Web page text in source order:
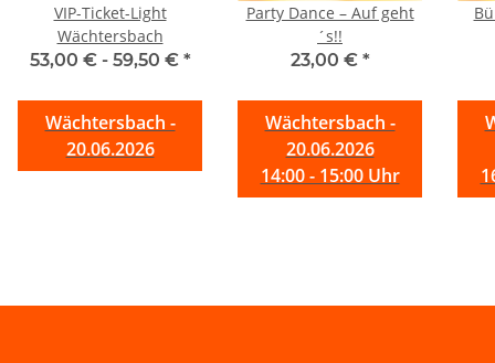
VIP-Ticket-Light
Wächtersbach
53,00 € - 59,50 € *
Wächtersbach -
20.06.2026
Party Dance – Auf geht
´s!!
23,00 € *
Wächtersbach -
20.06.2026
14:00 - 15:00 Uhr